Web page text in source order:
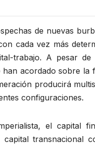
de nuevas
cada vez más
trabajo. A pesar
han acordado sobre
producirá
configuraciones.
el capital
transnacional